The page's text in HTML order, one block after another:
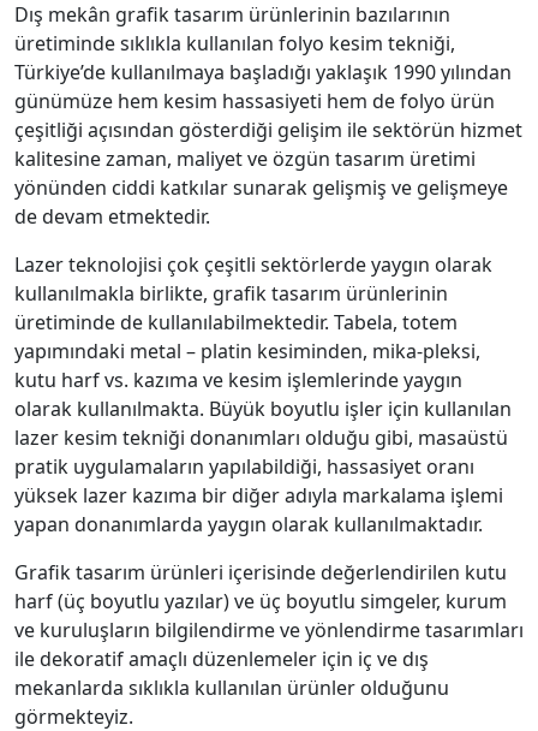
Dış mekân grafik tasarım ürünlerinin bazılarının
üretiminde sıklıkla kullanılan folyo kesim tekniği,
Türkiye’de kullanılmaya başladığı yaklaşık 1990 yılından
günümüze hem kesim hassasiyeti hem de folyo ürün
çeşitliği açısından gösterdiği gelişim ile sektörün hizmet
kalitesine zaman, maliyet ve özgün tasarım üretimi
yönünden ciddi katkılar sunarak gelişmiş ve gelişmeye
de devam etmektedir.
Lazer teknolojisi çok çeşitli sektörlerde yaygın olarak
kullanılmakla birlikte, grafik tasarım ürünlerinin
üretiminde de kullanılabilmektedir. Tabela, totem
yapımındaki metal – platin kesiminden, mika-pleksi,
kutu harf vs. kazıma ve kesim işlemlerinde yaygın
olarak kullanılmakta. Büyük boyutlu işler için kullanılan
lazer kesim tekniği donanımları olduğu gibi, masaüstü
pratik uygulamaların yapılabildiği, hassasiyet oranı
yüksek lazer kazıma bir diğer adıyla markalama işlemi
yapan donanımlarda yaygın olarak kullanılmaktadır.
Grafik tasarım ürünleri içerisinde değerlendirilen kutu
harf (üç boyutlu yazılar) ve üç boyutlu simgeler, kurum
ve kuruluşların bilgilendirme ve yönlendirme tasarımları
ile dekoratif amaçlı düzenlemeler için iç ve dış
mekanlarda sıklıkla kullanılan ürünler olduğunu
görmekteyiz.